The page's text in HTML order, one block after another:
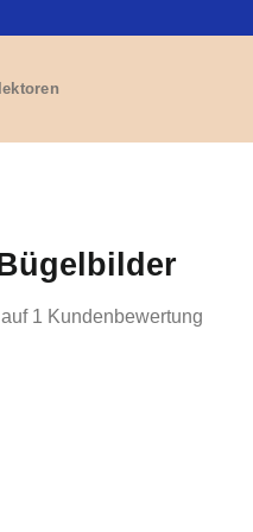
1 Kundenbewertung